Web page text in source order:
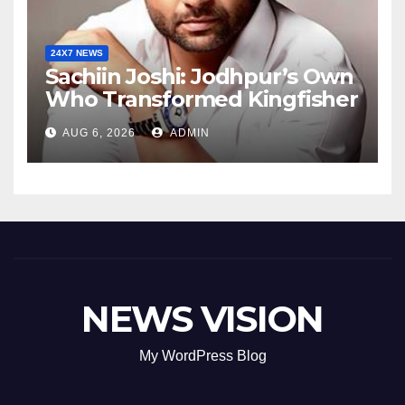
24X7 NEWS
Sachiin Joshi: Jodhpur’s Own
Who Transformed Kingfisher
Villa Into King’s Mansion In
Goa
AUG 6, 2026 ADMIN
NEWS VISION
My WordPress Blog